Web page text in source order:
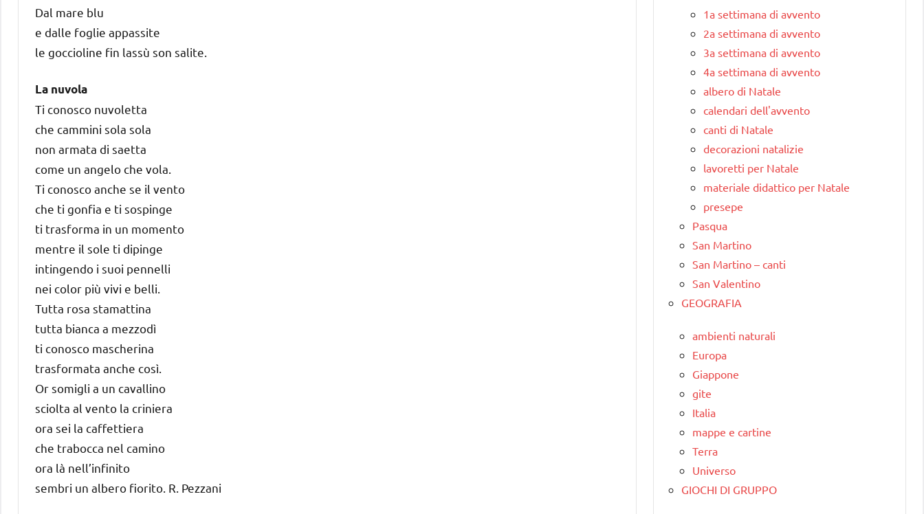
Dal mare blu
e dalle foglie appassite
le goccioline fin lassù son salite.
La nuvola
Ti conosco nuvoletta
che cammini sola sola
non armata di saetta
come un angelo che vola.
Ti conosco anche se il vento
che ti gonfia e ti sospinge
ti trasforma in un momento
mentre il sole ti dipinge
intingendo i suoi pennelli
nei color più vivi e belli.
Tutta rosa stamattina
tutta bianca a mezzodì
ti conosco mascherina
trasformata anche così.
Or somigli a un cavallino
sciolta al vento la criniera
ora sei la caffettiera
che trabocca nel camino
ora là nell’infinito
sembri un albero fiorito. R. Pezzani
1a settimana di avvento
2a settimana di avvento
3a settimana di avvento
4a settimana di avvento
albero di Natale
calendari dell'avvento
canti di Natale
decorazioni natalizie
lavoretti per Natale
materiale didattico per Natale
presepe
Pasqua
San Martino
San Martino – canti
San Valentino
GEOGRAFIA
ambienti naturali
Europa
Giappone
gite
Italia
mappe e cartine
Terra
Universo
GIOCHI DI GRUPPO